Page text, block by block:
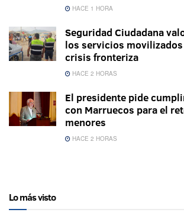
HACE 1 HORA
Seguridad Ciudadana
los servicios
crisis fronteriza
HACE 2 HORAS
El presidente pide
con Marruecos para el
menores
HACE 2 HORAS
Lo más visto